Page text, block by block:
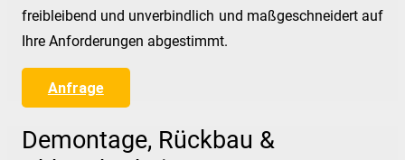
freibleibend und unverbindlich und maßgeschneidert auf
Ihre Anforderungen abgestimmt.
Anfrage
Demontage, Rückbau &